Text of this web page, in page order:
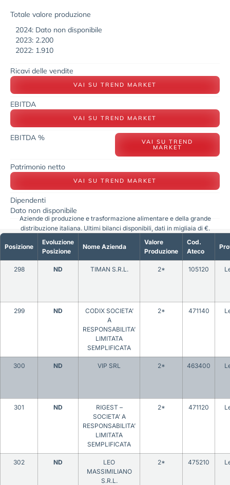
Totale valore produzione
2024: Dato non disponibile
2023: 2.200
2022: 1.910
Ricavi delle vendite
VAI SU TREND MARKET
EBITDA
VAI SU TREND MARKET
EBITDA % VAI SU TREND
MARKET
Patrimonio netto
VAI SU TREND MARKET
Dipendenti
Dato non disponibile
Posizione
Evoluzione
Posizione
Nome Azienda
Valore
Produzione
Cod.
Ateco
298 ND TIMAN S.R.L. 2* 105120
299 ND
CODIX SOCIETA’
A
RESPONSABILITA’
LIMITATA
SEMPLIFICATA
2* 471140
300 ND VIP SRL 2* 463400
301 ND
RIGEST –
SOCIETA’ A
RESPONSABILITA’
LIMITATA
SEMPLIFICATA
2* 471120
302 ND
LEO
MASSIMILIANO
S.R.L.
2* 475210
Aziende di produzione e trasformazione alimentare e della grande
distribuzione italiana. Ultimi bilanci disponibili, dati in migliaia di €.